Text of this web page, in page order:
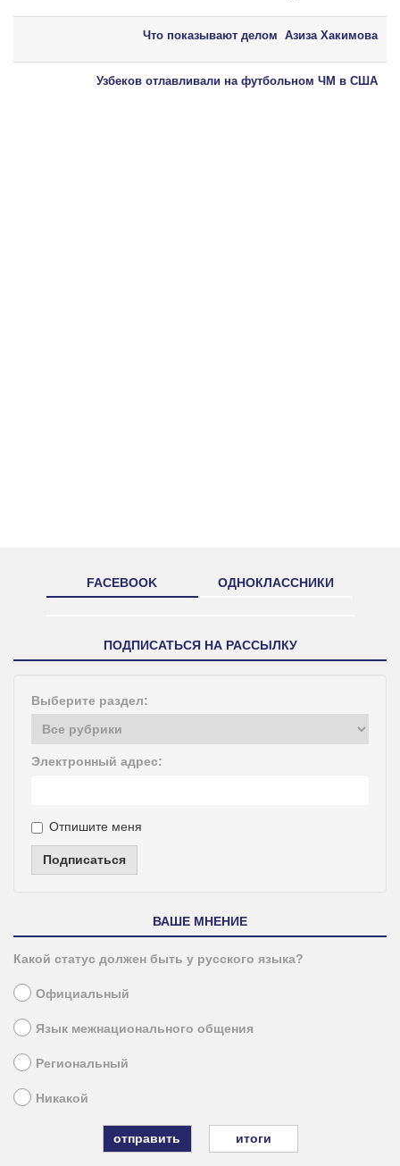
Что показывают делом Азиза Хакимова
Узбеков отлавливали на футбольном ЧМ в США
FACEBOOK ОДНОКЛАССНИКИ
ПОДПИСАТЬСЯ НА РАССЫЛКУ
Выберите раздел:
Электронный адрес:
Отпишите меня
Подписаться
ВАШЕ МНЕНИЕ
Какой статус должен быть у русского языка?
Официальный
Язык межнационального общения
Региональный
Никакой
итоги